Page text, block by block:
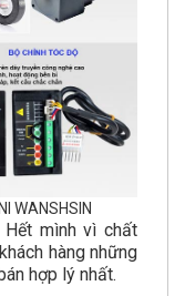
WANSHSIN
mình vì chất
hàng những
hợp lý nhất.